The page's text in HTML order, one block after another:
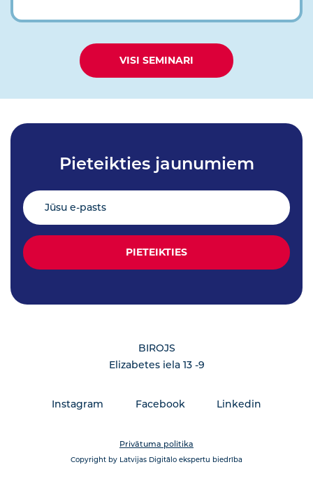
VISI SEMINARI
Pieteikties jaunumiem
BIROJS
Elizabetes iela 13 -9
Instagram Facebook Linkedin
Privātuma politika
Copyright by Latvijas Digitālo ekspertu biedrība